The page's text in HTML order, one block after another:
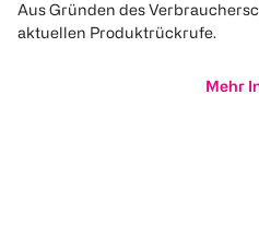
Aus Gründen des
aktuellen Produktrückrufe.
Mehr